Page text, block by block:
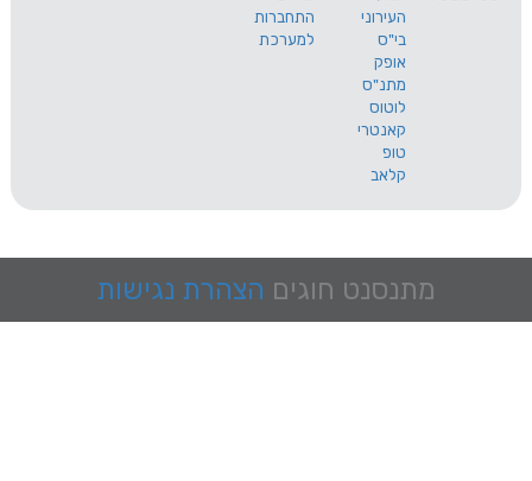
התחברות
למערכת
מתנסנט חוגים הצהרת נגישות